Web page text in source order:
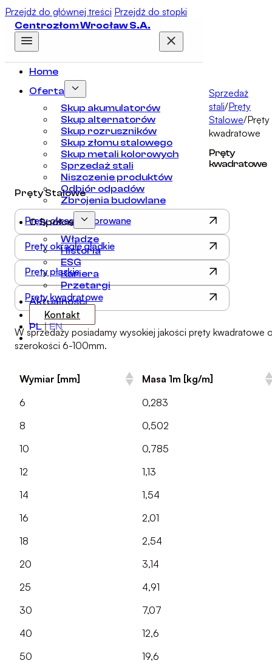
Przejdź do głównej treści Przejdź do stopki
Centrozłom Wrocław S.A.
Home
Oferta
Skup akumulatorów
Skup alternatorów
Skup rozruszników
Skup złomu stalowego
Skup metali kolorowych
Sprzedaż stali
Niszczenie produktów
Odbiór odpadów
Zbrojenia budowlane
O Spółce
Władze
Historia
ESG
Kariera
Przetargi
Aktualności
Kontakt
PL | EN
Sprzedaż
stali/Pręty
Stalowe/Pręty
kwadratowe
Pręty
kwadratowe
Pręty Stalowe
Pręty okrągłe żebrowane
Pręty okrągłe gładkie
Pręty płaskie
Pręty kwadratowe
W sprzedaży posiadamy wysokiej jakości pręty kwadratowe
szerokości 6-100mm.
Wymiar [mm]
Masa 1m [kg/m]
6
0,283
8
0,502
10
0,785
12
1,13
14
1,54
16
2,01
18
2,54
20
3,14
25
4,91
30
7,07
40
12,6
50
19,6